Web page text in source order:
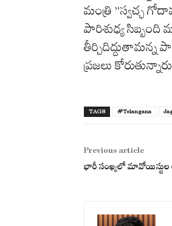
మంత్రి ”స్వచ్ఛ
పారిశుధ్య
తీర్చిదిద్దుతామన్న
ప్రజలు
TAGS #Telangana
Previous article
భారీ సంఖ్యలో మావోయిస్టుల